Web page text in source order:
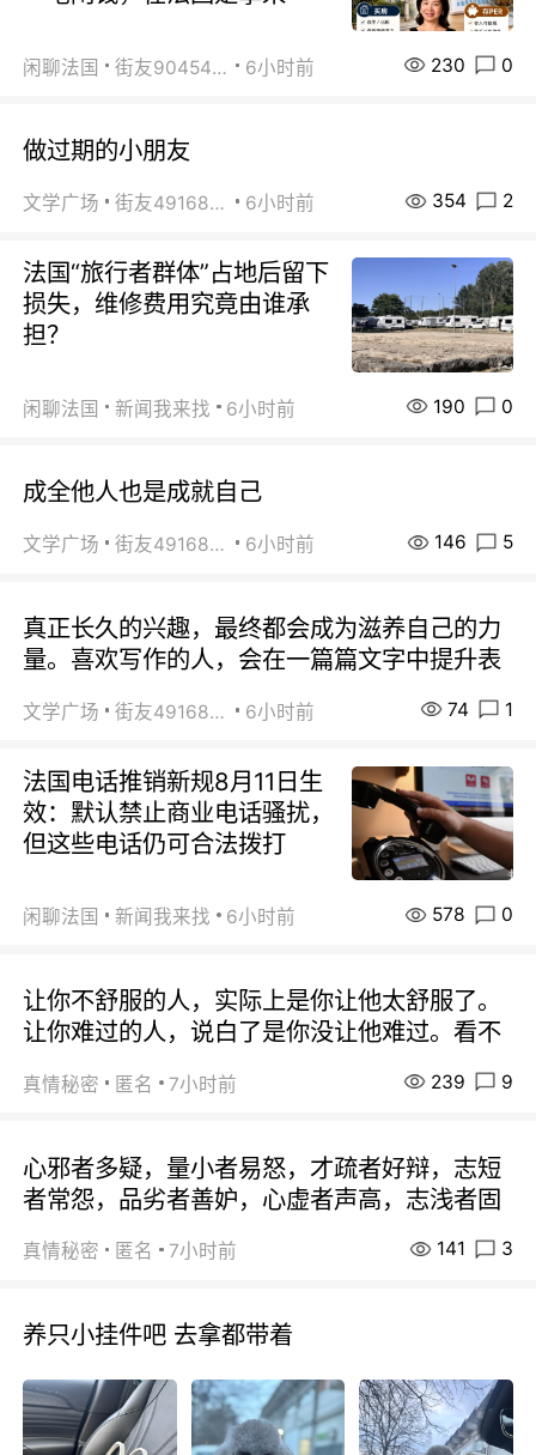
闲聊法国 街友90454511 6小时前 230 0
做过期的小朋友
文学广场 街友49168527 6小时前 354 2
法国“旅行者群体”占地后留下
损失，维修费用究竟由谁承
担？
闲聊法国 新闻我来找 6小时前 190 0
成全他人也是成就自己
文学广场 街友49168527 6小时前 146 5
真正长久的兴趣，最终都会成为滋养自己的力
量。喜欢写作的人，会在一篇篇文字中提升表
文学广场 街友49168527 6小时前 74 1
法国电话推销新规8月11日生
效：默认禁止商业电话骚扰，
但这些电话仍可合法拨打
闲聊法国 新闻我来找 6小时前 578 0
让你不舒服的人，实际上是你让他太舒服了。
让你难过的人，说白了是你没让他难过。看不
真情秘密 匿名 7小时前 239 9
心邪者多疑，量小者易怒，才疏者好辩，志短
者常怨，品劣者善妒，心虚者声高，志浅者固
真情秘密 匿名 7小时前 141 3
养只小挂件吧 去拿都带着